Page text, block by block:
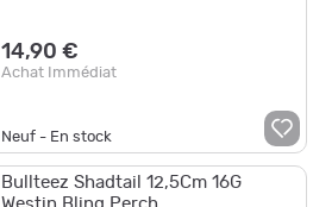
14,90 €
Achat Immédiat
Neuf - En stock
Bullteez Shadtail 12,5Cm 16G